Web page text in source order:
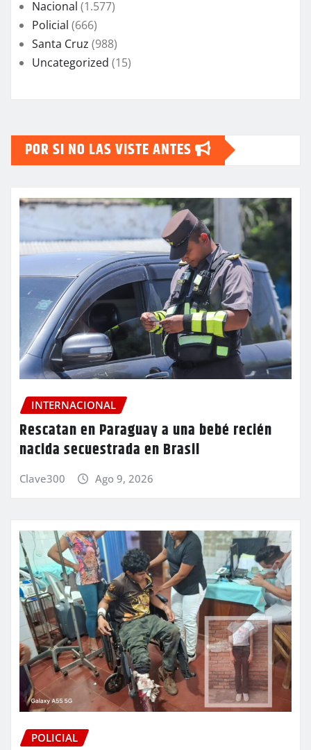
Nacional (1.577)
Policial (666)
Santa Cruz (988)
Uncategorized (15)
POR SI NO LAS VISTE ANTES
INTERNACIONAL
Rescatan en Paraguay a una bebé recién
nacida secuestrada en Brasil
Clave300 Ago 9, 2026
POLICIAL